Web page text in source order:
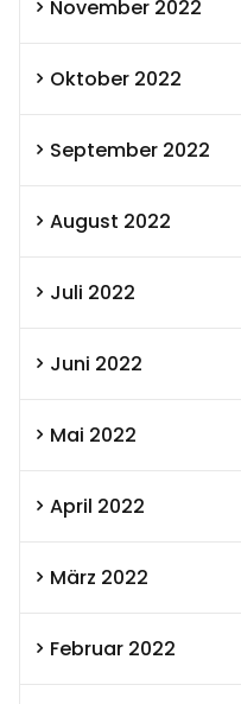
November 2022
Oktober 2022
September 2022
August 2022
Juli 2022
Juni 2022
Mai 2022
April 2022
März 2022
Februar 2022